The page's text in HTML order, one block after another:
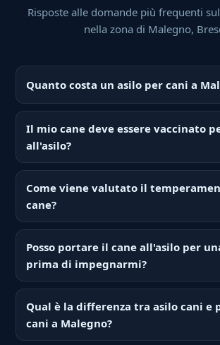
Risposte alle domande più frequenti
nella zona di Malegno,
Quanto costa un asilo per cani a
Il mio cane deve essere vaccinato
all'asilo?
Come viene valutato il
cane?
Posso portare il cane all'asilo per
prima di impegnarmi?
Qual è la differenza tra asilo cani e
cani a Malegno?